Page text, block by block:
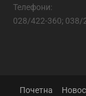
Телефони:
028/422-360; 038/
Почетна